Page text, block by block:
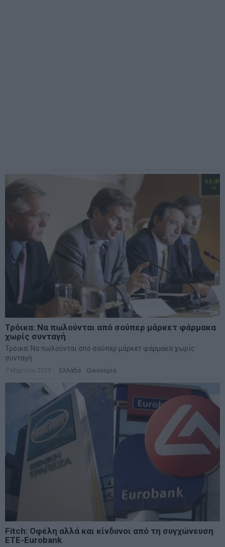
Τρόικα: Να πωλούνται από σούπερ μάρκετ φάρμακα
χωρίς συνταγή
Τρόικα: Να πωλούνται από σούπερ μάρκετ φάρμακα χωρίς
συνταγή
7 Μαρτίου 2013 Ελλάδα Οικονομία
Fitch: Οφέλη αλλά και κίνδυνοι από τη συγχώνευση
ΕΤΕ-Eurobank